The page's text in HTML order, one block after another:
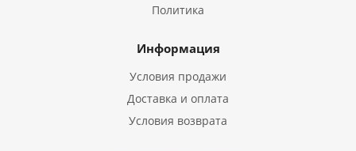
Политика
Информация
Условия продажи
Доставка и оплата
Условия возврата